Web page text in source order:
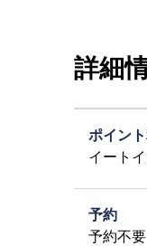
詳細
ポイン
イート
予約
予約不要